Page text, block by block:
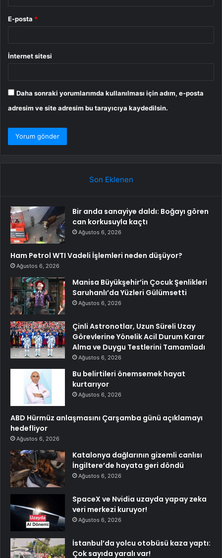
E-posta *
İnternet sitesi
Daha sonraki yorumlarımda kullanılması için adım, e-posta
adresim ve site adresim bu tarayıcıya kaydedilsin.
Son Eklenen
Bir anda sanayiye daldı: Boğayı gören
can korkusuyla kaçtı
Ağustos 6, 2026
Ham Petrol WTI Vadeli İşlemleri neden düşüyor?
Ağustos 6, 2026
Manisa Büyükşehir’in Çocuk Şenlikleri
Saruhanlı’da Yüzleri Gülümsetti
Ağustos 6, 2026
Çinli Astronotlar, Uzun Süreli Uzay
Görevlerine Yönelik Acil Durum Karar
Alma ve Duygu Testlerini Tamamladı
Ağustos 6, 2026
Bu belirtileri önemsemek hayat
kurtarıyor
Ağustos 6, 2026
ABD Hürmüz anlaşmasını Çarşamba günü açıklamayı
hedefliyor
Ağustos 6, 2026
Katalonya dağlarının gizemli canlısı
İngiltere’de hayata geri döndü
Ağustos 6, 2026
SpaceX ve Nvidia uzayda yapay zeka
veri merkezi kuruyor!
Ağustos 6, 2026
İstanbul’da yolcu otobüsü kaza yaptı:
Çok sayıda yaralı var!